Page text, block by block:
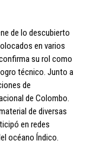
de lo descubierto
en varios
su rol como
técnico. Junto a
de
de Colombo.
de diversas
en redes
océano Índico.